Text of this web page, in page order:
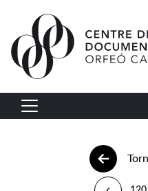
Vés al contingut
Navegació principal